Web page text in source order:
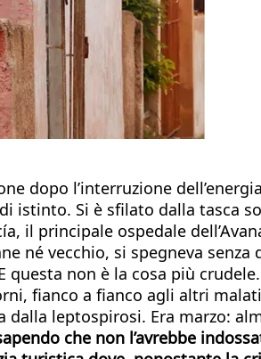
dopo l’interruzione
istinto. Si è sfilato dalla tasca
il principale ospedale
né vecchio, si spegneva
non è la cosa più
fianco a fianco agli altri
leptospirosi. Era marzo:
che non l’avrebbe